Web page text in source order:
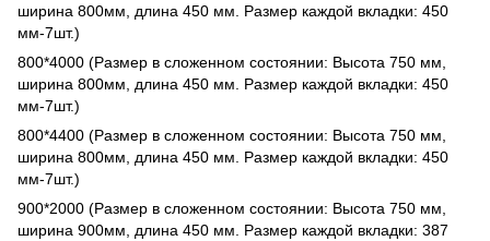
ширина 800мм, длина 450 мм. Размер каждой вкладки: 450
мм-7шт.)
800*4000 (Размер в сложенном состоянии: Высота 750 мм,
ширина 800мм, длина 450 мм. Размер каждой вкладки: 450
мм-7шт.)
800*4400 (Размер в сложенном состоянии: Высота 750 мм,
ширина 800мм, длина 450 мм. Размер каждой вкладки: 450
мм-7шт.)
900*2000 (Размер в сложенном состоянии: Высота 750 мм,
ширина 900мм, длина 450 мм. Размер каждой вкладки: 387